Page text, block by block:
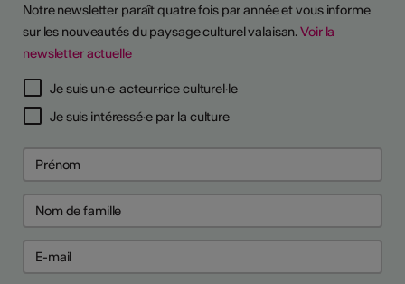
Notre newsletter paraît quatre fois par année et vous informe
sur les nouveautés du paysage culturel valaisan.Voir la
newsletter actuelle
Je suis un·e acteur·rice culturel·le
Je suis intéressé·e par la culture